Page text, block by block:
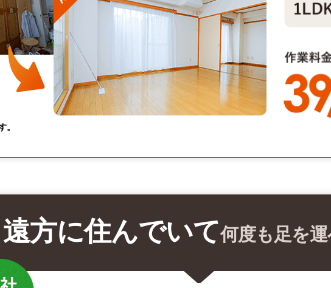
。
遠方に住んでいて何度も足を